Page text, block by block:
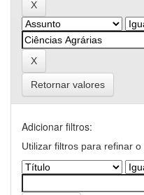
Retornar valores
Adicionar filtros:
Utilizar filtros para refinar o